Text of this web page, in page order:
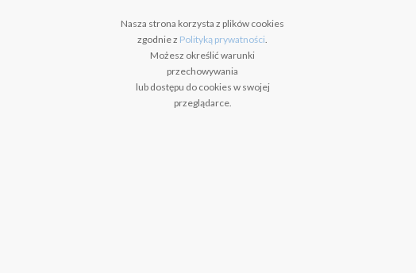
Nasza strona korzysta z plików cookies
zgodnie z Polityką prywatności.
Możesz określić warunki
przechowywania
lub dostępu do cookies w swojej
przeglądarce.